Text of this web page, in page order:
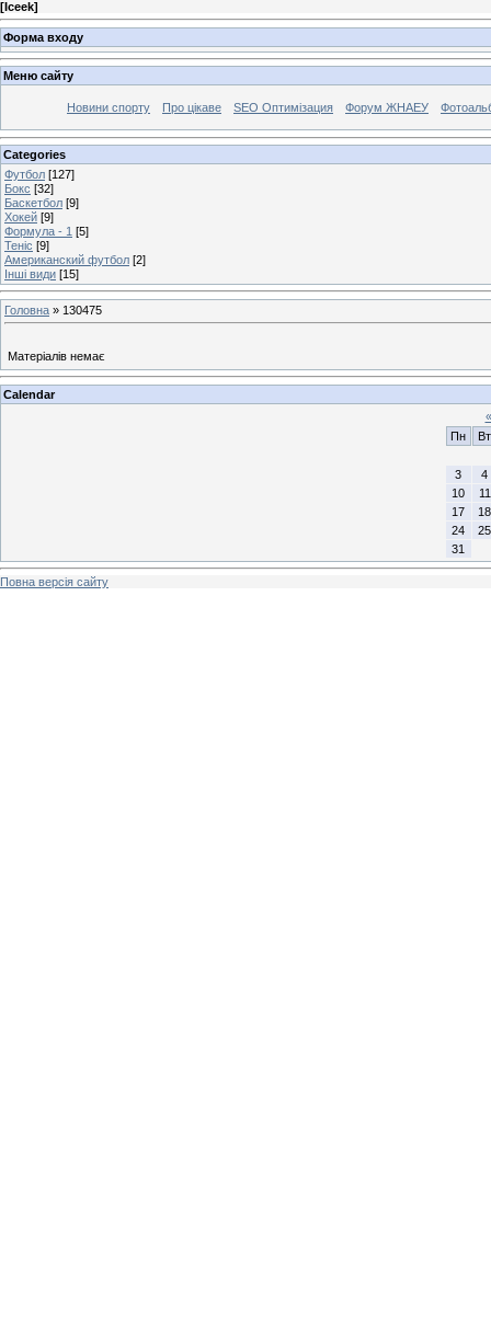
[Iceek]
Форма входу
Меню сайту
Новини спорту Про цікаве SEO Оптимізация Форум ЖНАЕУ
Categories
Футбол [127]
Бокс [32]
Баскетбол [9]
Хокей [9]
Формула - 1 [5]
Теніс [9]
Американский футбол [2]
Інші види [15]
Головна » 130475
Матеріалів немає
Calendar
«
Пн
Вт
3
4
10
11
17
18
24
25
31
Повна версія сайту